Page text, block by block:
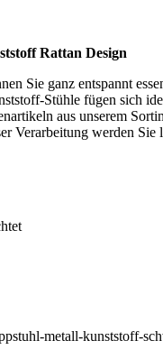
Rattan Design
Sie ganz entspannt
Stühle fügen sich
aus unserem
Verarbeitung werden Sie
metall-kunststoff-